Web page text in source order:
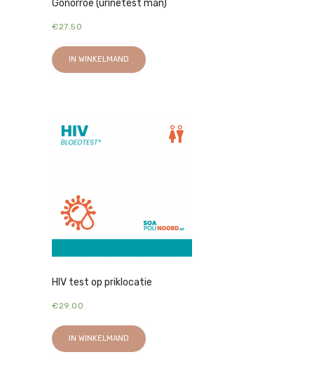
Gonorroe (urinetest man)
€27.50
IN WINKELMAND
HIV test op priklocatie
€29.00
IN WINKELMAND